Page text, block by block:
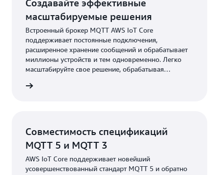
Создавайте эффективные
масштабируемые решения
Встроенный брокер MQTT AWS IoT Core
поддерживает постоянные подключения,
расширенное хранение сообщений и обрабатывает
миллионы устройств и тем одновременно. Легко
масштабируйте свое решение, обрабатывая
инфраструктуру и эксплуатационные расходы.
Совместимость спецификаций
MQTT 5 и MQTT 3
AWS IoT Core поддерживает новейший
усовершенствованный стандарт MQTT 5 и обратно